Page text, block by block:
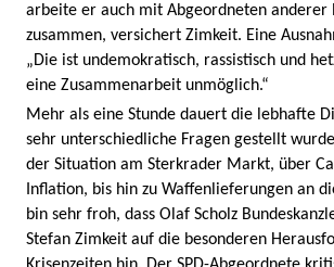
arbeite er auch mit Abgeordneten anderer
zusammen, versichert Zimkeit. Eine
„Die ist undemokratisch, rassistisch und
eine Zusammenarbeit unmöglich.“
Mehr als eine Stunde dauert die lebhafte
sehr unterschiedliche Fragen gestellt
der Situation am Sterkrader Markt, über
Inflation, bis hin zu Waffenlieferungen an
bin sehr froh, dass Olaf Scholz
Stefan Zimkeit auf die besonderen